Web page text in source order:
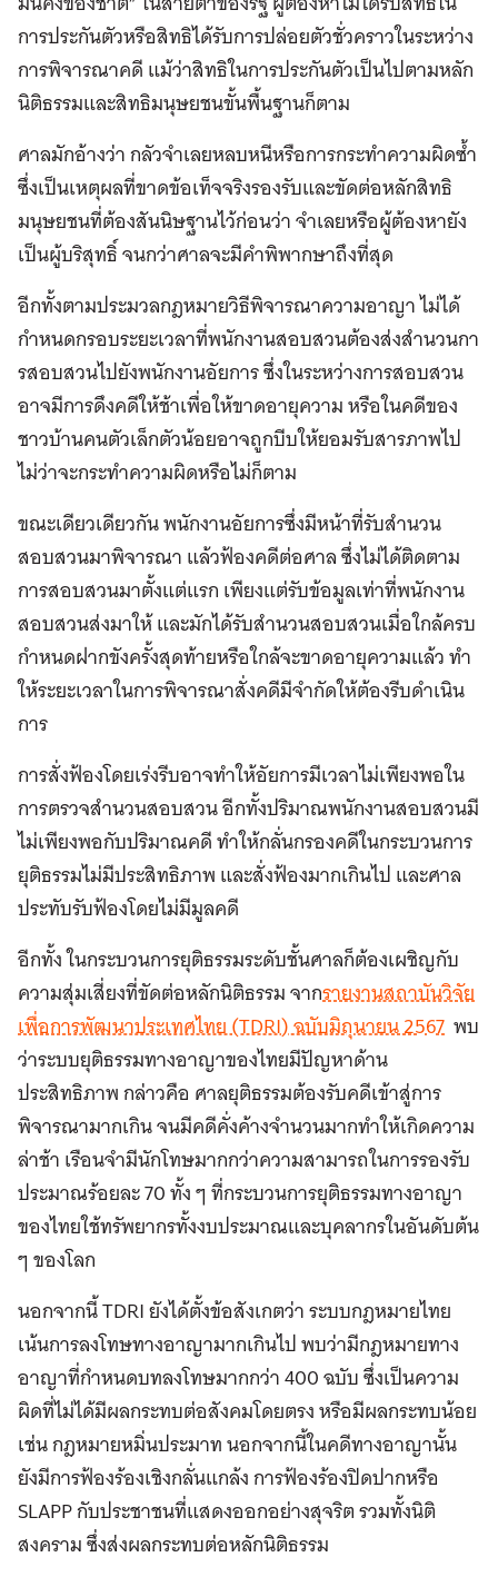
การประกันตัวหรือสิทธิได้รับการปล่อยตัวชั่วคราวในระหว่าง
การพิจารณาคดี แม้ว่าสิทธิในการประกันตัวเป็นไปตามหลัก
นิติธรรมและสิทธิมนุษยชนขั้นพื้นฐานก็ตาม
ศาลมักอ้างว่า กลัวจำเลยหลบหนีหรือการกระทำความผิดซ้ำ
ซึ่งเป็นเหตุผลที่ขาดข้อเท็จจริงรองรับและขัดต่อหลักสิทธิ
มนุษยชนที่ต้องสันนิษฐานไว้ก่อนว่า จำเลยหรือผู้ต้องหายัง
เป็นผู้บริสุทธิ์ จนกว่าศาลจะมีคำพิพากษาถึงที่สุด
อีกทั้งตามประมวลกฎหมายวิธีพิจารณาความอาญา ไม่ได้
กําหนดกรอบระยะเวลาที่พนักงานสอบสวนต้องส่งสํานวนกา
รสอบสวนไปยังพนักงานอัยการ ซึ่งในระหว่างการสอบสวน
อาจมีการดึงคดีให้ช้าเพื่อให้ขาดอายุความ หรือในคดีของ
ชาวบ้านคนตัวเล็กตัวน้อยอาจถูกบีบให้ยอมรับสารภาพไป
ไม่ว่าจะกระทำความผิดหรือไม่ก็ตาม
ขณะเดียวเดียวกัน พนักงานอัยการซึ่งมีหน้าที่รับสำนวน
สอบสวนมาพิจารณา แล้วฟ้องคดีต่อศาล ซึ่งไม่ได้ติดตาม
การสอบสวนมาตั้งแต่แรก เพียงแต่รับข้อมูลเท่าที่พนักงาน
สอบสวนส่งมาให้ และมักได้รับสํานวนสอบสวนเมื่อใกล้ครบ
กําหนดฝากขังครั้งสุดท้ายหรือใกล้จะขาดอายุความแล้ว ทํา
ให้ระยะเวลาในการพิจารณาสั่งคดีมีจำกัดให้ต้องรีบดําเนิน
การ
การสั่งฟ้องโดยเร่งรีบอาจทําให้อัยการมีเวลาไม่เพียงพอใน
การตรวจสำนวนสอบสวน อีกทั้งปริมาณพนักงานสอบสวนมี
ไม่เพียงพอกับปริมาณคดี ทำให้กลั่นกรองคดีในกระบวนการ
ยุติธรรมไม่มีประสิทธิภาพ และสั่งฟ้องมากเกินไป และศาล
ประทับรับฟ้องโดยไม่มีมูลคดี
อีกทั้ง ในกระบวนการยุติธรรมระดับชั้นศาลก็ต้องเผชิญกับ
ความสุ่มเสี่ยงที่ขัดต่อหลักนิติธรรม จากรายงานสถาบันวิจัย
เพื่อการพัฒนาประเทศไทย (TDRI) ฉบับมิถุนายน 2567 พบ
ว่าระบบยุติธรรมทางอาญาของไทยมีปัญหาด้าน
ประสิทธิภาพ กล่าวคือ ศาลยุติธรรมต้องรับคดีเข้าสู่การ
พิจารณามากเกิน จนมีคดีคั่งค้างจำนวนมากทำให้เกิดความ
ล่าช้า เรือนจำมีนักโทษมากกว่าความสามารถในการรองรับ
ประมาณร้อยละ 70 ทั้ง ๆ ที่กระบวนการยุติธรรมทางอาญา
ของไทยใช้ทรัพยากรทั้งงบประมาณและบุคลากรในอันดับต้น
ๆ ของโลก
นอกจากนี้ TDRI ยังได้ตั้งข้อสังเกตว่า ระบบกฎหมายไทย
เน้นการลงโทษทางอาญามากเกินไป พบว่ามีกฎหมายทาง
อาญาที่กำหนดบทลงโทษมากกว่า 400 ฉบับ ซึ่งเป็นความ
ผิดที่ไม่ได้มีผลกระทบต่อสังคมโดยตรง หรือมีผลกระทบน้อย
เช่น กฎหมายหมิ่นประมาท นอกจากนี้ในคดีทางอาญานั้น
ยังมีการฟ้องร้องเชิงกลั่นแกล้ง การฟ้องร้องปิดปากหรือ
SLAPP กับประชาชนที่แสดงออกอย่างสุจริต รวมทั้งนิติ
สงคราม ซึ่งส่งผลกระทบต่อหลักนิติธรรม